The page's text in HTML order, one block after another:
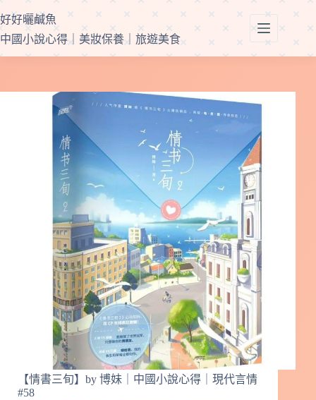
至
主
要
容
好好曬鹹魚
中國小說心得｜美妝保養｜旅遊美食
【情書三旬】by 博妹｜中國小說心得｜現代言情
#58